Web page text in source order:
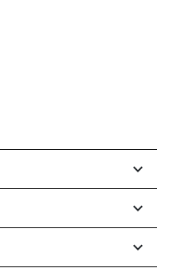
keyboard_arrow_down
keyboard_arrow_down
keyboard_arrow_down